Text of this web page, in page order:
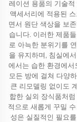
레이션 용품의 기술
액세서리에 적용된
면서 원단 색상을 보
습니다. 이러한 제품
로 아늑한 분위기를
을 유지하며, 침실에
에서는 습한 환경에
모든 방에 걸쳐 다양
큰 리모델링 없이도
합한 실외 장식품처
적으로 새롭게 꾸밀
성은 실질적인 필요